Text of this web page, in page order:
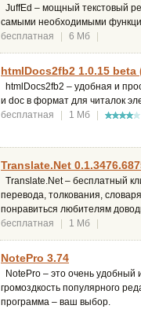
JuffEd – мощный текстовый
самыми необходимыми
бесплатная
6 Мб
htmlDocs2fb2 1.0.15 beta
htmlDocs2fb2 – удобная и
и doc в формат для читалок
бесплатная
1 Мб
Translate.Net
Translate.Net – бесплатный
перевода, толкования,
понравиться любителям
бесплатная
1 Мб
NotePro 3.74
NotePro – это очень
громоздкость популярного
программа – ваш выбор.